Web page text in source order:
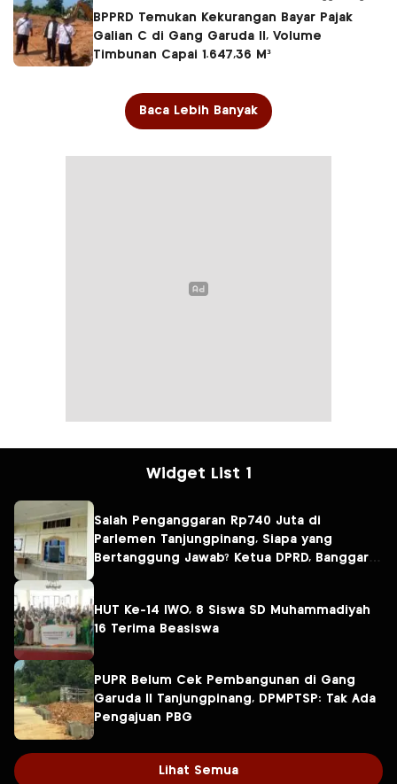
BPPRD Temukan Kekurangan Bayar Pajak
Galian C di Gang Garuda II, Volume
Timbunan Capai 1.647,36 M³
Baca Lebih Banyak
Widget List 1
Salah Penganggaran Rp740 Juta di
Parlemen Tanjungpinang, Siapa yang
Bertanggung Jawab? Ketua DPRD, Banggar
HUT Ke-14 IWO, 8 Siswa SD Muhammadiyah
16 Terima Beasiswa
PUPR Belum Cek Pembangunan di Gang
Garuda II Tanjungpinang, DPMPTSP: Tak Ada
Pengajuan PBG
Lihat Semua